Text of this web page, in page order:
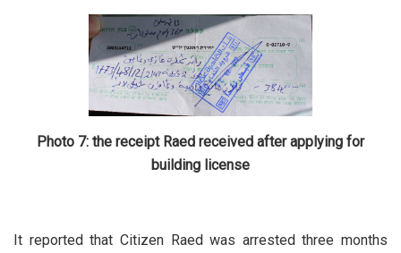
Photo 7: the receipt Raed received after applying for
building license
It reported that Citizen Raed was arrested three months